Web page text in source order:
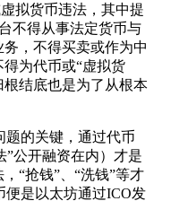
拟货币违法，其中提
不得从事法定货币与
，不得买卖或作为中
为代币或“虚拟货
根结底也是为了从根本
的关键，通过代币
”公开融资在内）才是
“抢钱”、“洗钱”等才
便是以太坊通过ICO发